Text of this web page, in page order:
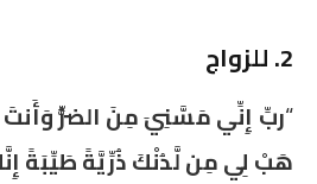
2. للزواج
“ربِّ إِنِّي مَسَّنِيَ مِنَ الضُّرِّ وَأَنتَ
هَبْ لِي مِن لَّدُنْكَ ذُرِّيَّةً طَيِّبَةً